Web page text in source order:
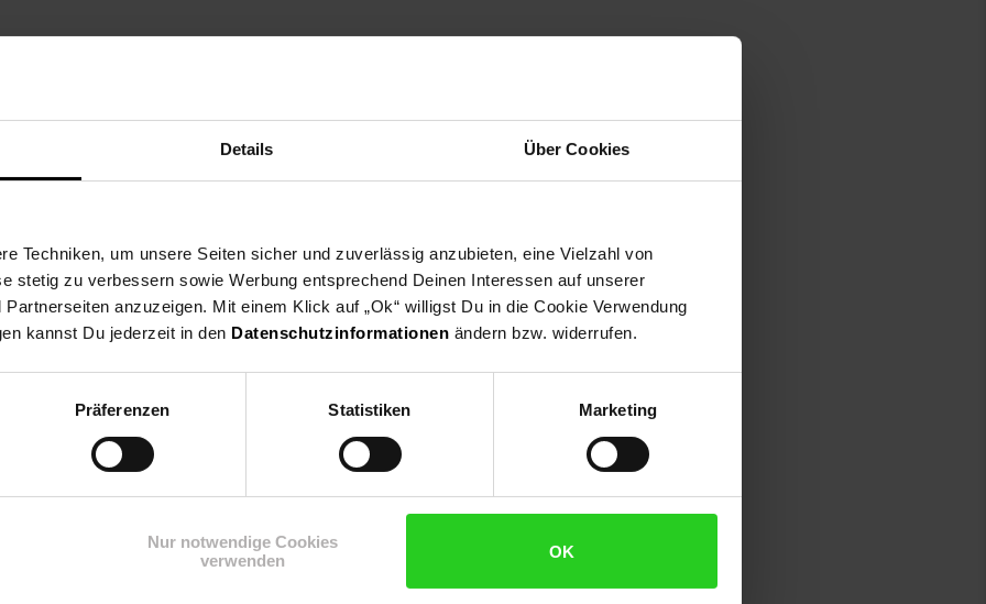
Details Über Cookies
Techniken, um unsere Seiten sicher und zuverlässig anzubieten, eine Vielzahl von
stetig zu verbessern sowie Werbung entsprechend Deinen Interessen auf unserer
anzuzeigen. Mit einem Klick auf „Ok“ willigst Du in die Cookie Verwendung
kannst Du jederzeit in den Datenschutzinformationen ändern bzw. widerrufen.
Präferenzen Statistiken Marketing
Nur notwendige Cookies
verwenden
OK